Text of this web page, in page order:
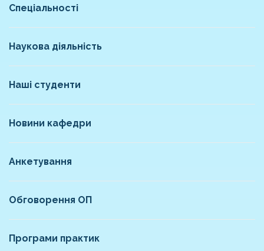
Спеціальності
Наукова діяльність
Наші студенти
Новини кафедри
Анкетування
Обговорення ОП
Програми практик